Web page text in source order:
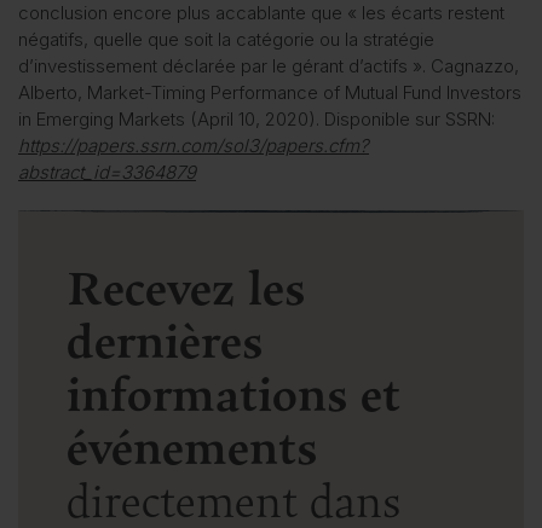
conclusion encore plus accablante que « les écarts restent
négatifs, quelle que soit la catégorie ou la stratégie
d’investissement déclarée par le gérant d’actifs ». Cagnazzo,
Alberto, Market-Timing Performance of Mutual Fund Investors
in Emerging Markets (April 10, 2020). Disponible sur SSRN:
https://papers.ssrn.com/sol3/papers.cfm?
abstract_id=3364879
Recevez les
dernières
informations et
événements
directement dans